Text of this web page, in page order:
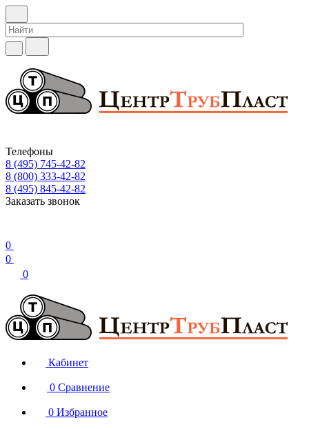
Телефоны
8 (495) 745-42-82
8 (800) 333-42-82
8 (495) 845-42-82
Заказать звонок
0
0
0
Кабинет
0 Сравнение
0 Избранное